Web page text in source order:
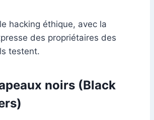
hacking éthique, avec la
des propriétaires des
testent.
noirs (Black